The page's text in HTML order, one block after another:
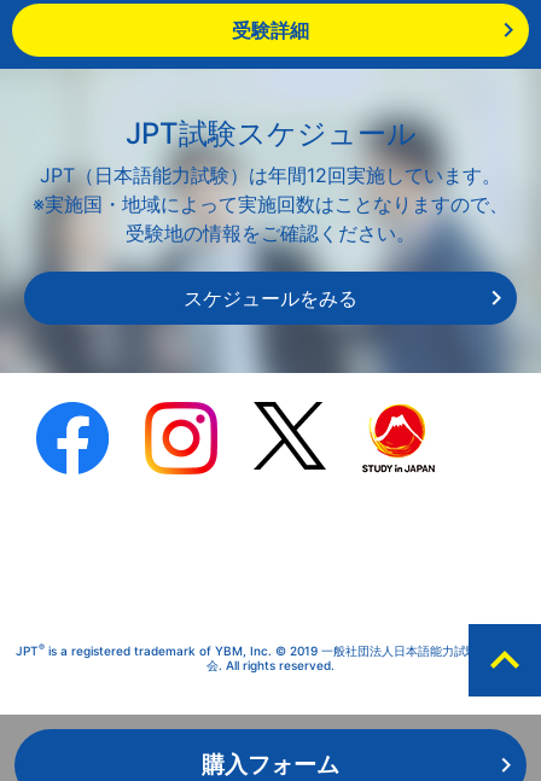
購入フォーム
受験詳細
JPT試験スケジュール
JPT（日本語能力試験）は年間12回実施しています。
※実施国・地域によって実施回数はことなりますので、
受験地の情報をご確認ください。
スケジュールをみる
JPT®is a registered trademark of YBM, Inc. © 2019 一般社団法人日本語能力試験実施委員
会. All rights reserved.
expand_less